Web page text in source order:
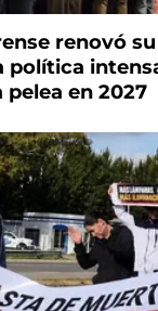
renovó
política
en 2027